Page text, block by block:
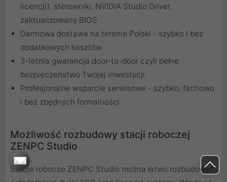
licencji), sterowniki, NVIDIA Studio Driver,
zaktualizowany BIOS
Darmowa dostawa na terenie Polski - szybko i bez
dodatkowych kosztów
3-letnia gwarancja door-to-door czyli pełne
bezpieczeństwo Twojej inwestycji
Profesjonalne wsparcie serwisowe - szybko, fachowo
i bez zbędnych formalności
Możliwość rozbudowy stacji roboczej
ZENPC Studio
Stacje robocze ZENPC Studio można łatwo rozbudować